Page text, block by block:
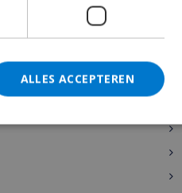
ALLES ACCEPTEREN